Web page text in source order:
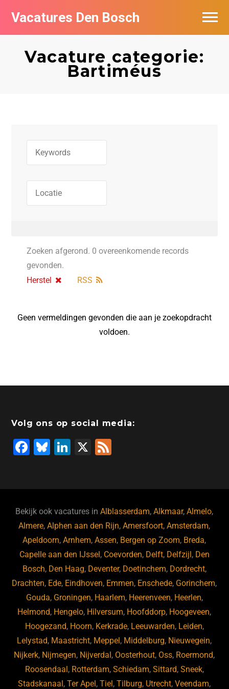
Vacatures Den Bosch
Vacature categorie:
Bartiméus
Zoeken afgerond. 0 overeenkomende records
gevonden.
Herstel
RSS
Geen vermeldingen gevonden die aan je zoekopdracht
voldoen.
Volg ons op social media:
F
b
o
o
k
Bl
ky
Li
dI
n
X
Bekijk ook vacatures inAlblasserdam,Alkmaar,Almelo,
Almere,Alphen aan den Rijn,Amersfoort,Amsterdam,
Apeldoorn,Arnhem,Assen, Bergen op Zoom, Breda,
Capelle aan den IJssel , Coevorden, Delft, Delfzijl , Den
Bosch, Den Haag, Deventer, Doetinchem, Dordrecht,
Drachten, Ede, Eindhoven, Emmen, Enschede, Gorinchem,
Gouda, Groningen, Haarlem, Heerenveen, Heerlen,
Helmond, Hengelo, Hilversum, Hoofddorp, Hoogeveen,
Hoogezand, Hoorn, Kerkrade, Leeuwarden, Leiden,
Lelystad, Maastricht, Meppel , Middelburg, Nieuwegein,
Nijkerk, Nijmegen, Nijverdal , Oosterhout, Oss, Roermond,
Roosendaal , Rotterdam, Schiedam, Sittard, Sneek,
Stadskanaal ,Ter Apel ,Tiel ,Tilburg, Utrecht,Veendam,
Vacatures per bedrijf in Den Bosch
De populairste vacatures in Den Bosch